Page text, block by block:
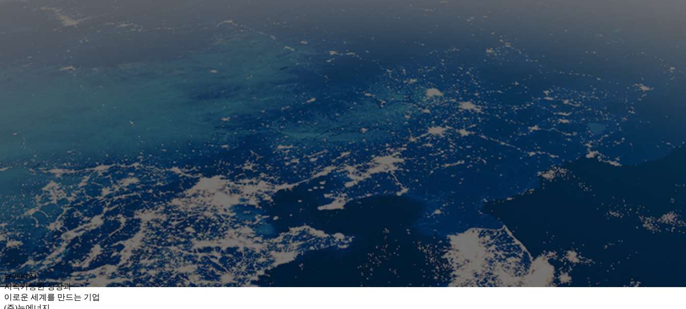
뉴에너지
지속가능한 성장과
이로운 세계를 만드는 기업